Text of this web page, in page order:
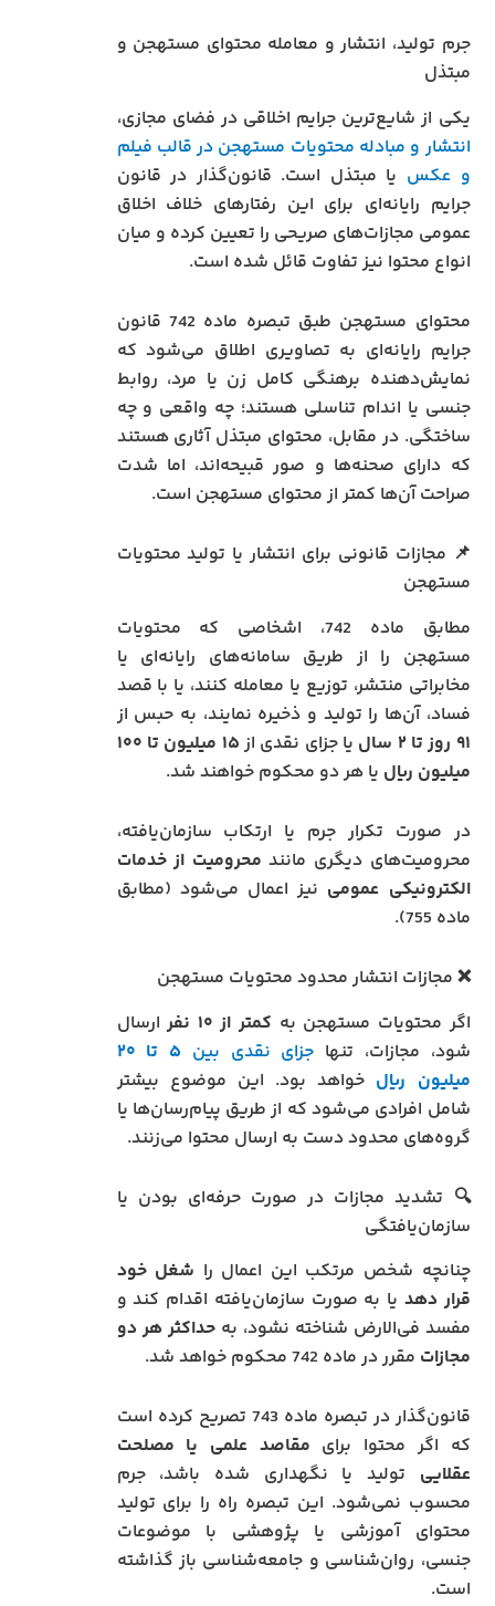
جرم تولید، انتشار و معامله محتوای مستهجن و
مبتذل
یکی از شایع‌ترین جرایم اخلاقی در فضای مجازی،
انتشار و مبادله محتویات مستهجن در قالب فیلم
و عکس یا مبتذل است. قانون‌گذار در قانون
جرایم رایانه‌ای برای این رفتارهای خلاف اخلاق
عمومی مجازات‌های صریحی را تعیین کرده و میان
انواع محتوا نیز تفاوت قائل شده است.
محتوای مستهجن طبق تبصره ماده 742 قانون
جرایم رایانه‌ای به تصاویری اطلاق می‌شود که
نمایش‌دهنده برهنگی کامل زن یا مرد، روابط
جنسی یا اندام تناسلی هستند؛ چه واقعی و چه
ساختگی. در مقابل، محتوای مبتذل آثاری هستند
که دارای صحنه‌ها و صور قبیحه‌اند، اما شدت
صراحت آن‌ها کمتر از محتوای مستهجن است.
📌 مجازات قانونی برای انتشار یا تولید محتویات
مستهجن
مطابق ماده 742، اشخاصی که محتویات
مستهجن را از طریق سامانه‌های رایانه‌ای یا
مخابراتی منتشر، توزیع یا معامله کنند، یا با قصد
فساد، آن‌ها را تولید و ذخیره نمایند، به حبس از
۹۱ روز تا ۲ سال
یا جزای نقدی از
۱۵ میلیون تا ۱۰۰
میلیون ریال یا هر دو محکوم خواهند شد.
در صورت تکرار جرم یا ارتکاب سازمان‌یافته،
محرومیت‌های دیگری مانند محرومیت از خدمات
الکترونیکی عمومی نیز اعمال می‌شود (مطابق
ماده 755).
❌ مجازات انتشار محدود محتویات مستهجن
اگر محتویات مستهجن به کمتر از ۱۰ نفر
ارسال
شود، مجازات، تنها جزای نقدی بین
۵ تا ۲۰
میلیون ریال خواهد بود. این موضوع بیشتر
شامل افرادی می‌شود که از طریق پیام‌رسان‌ها یا
گروه‌های محدود دست به ارسال محتوا می‌زنند.
🔍 تشدید مجازات در صورت حرفه‌ای بودن یا
سازمان‌یافتگی
چنانچه شخص مرتکب این اعمال را شغل خود
قرار دهد یا به صورت سازمان‌یافته اقدام کند و
مفسد فی‌الارض شناخته نشود، بهحداکثر هر دو
مجازات مقرر در ماده 742 محکوم خواهد شد.
قانون‌گذار در تبصره ماده 743 تصریح کرده است
که اگر محتوا برای مقاصد علمی یا مصلحت
عقلایی تولید یا نگهداری شده باشد، جرم
محسوب نمی‌شود. این تبصره راه را برای تولید
محتوای آموزشی یا پژوهشی با موضوعات
جنسی، روان‌شناسی و جامعه‌شناسی باز گذاشته
است.